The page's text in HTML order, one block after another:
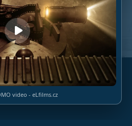
video - eLfilms.cz